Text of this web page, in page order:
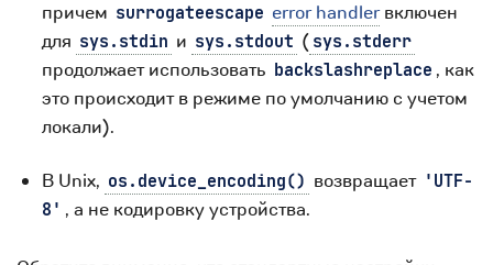
причем surrogateescape error handlerвключен
для sys.stdin и sys.stdout ( sys.stderr
продолжает использовать backslashreplace , как
это происходит в режиме по умолчанию с учетом
локали).
В Unix, os.device_encoding() возвращает 'UTF-
8' , а не кодировку устройства.